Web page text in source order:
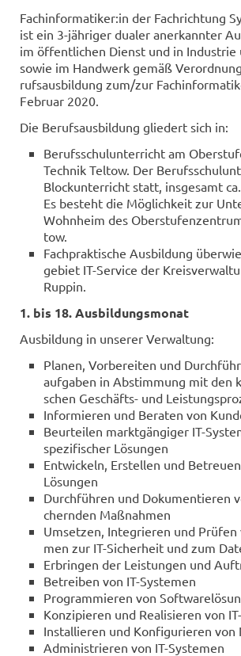
Fach­in­for­ma­ti­ker:in der Fach­rich­tung
ist ein 3-​jähriger dua­ler an­er­kann­ter
im öf­fent­li­chen Dienst und in In­dus­trie
sowie im Hand­werk gemäß
rufs­aus­bil­dung zum/zur
Fe­bru­ar 2020.
Die Be­rufs­aus­bil­dung glie­dert sich in:
Be­rufs­schul­un­ter­richt am
Tech­nik Tel­tow. Der
Block­un­ter­richt statt, ins­ge­samt
Es be­steht die Mög­lich­keit zur
Wohn­heim des
tow.
Fach­prak­ti­sche Aus­bil­dung
ge­biet IT-​Service der
Ruppin.
1. bis 18. Aus­bil­dungs­mo­nat
Aus­bil­dung in un­se­rer Ver­wal­tung:
Pla­nen, Vor­be­rei­ten und
auf­ga­ben in Ab­stim­mung mit den
schen Geschäfts-​ und
In­for­mie­ren und Be­ra­ten von
Be­ur­tei­len markt­gän­gi­ger IT-​
spe­zi­fi­scher Lö­sun­gen
Ent­wi­ckeln, Er­stel­len und
Lösungen
Durch­füh­ren und Do­ku­men­tie­ren
chern­den Maß­nah­men
Um­set­zen, In­te­grie­ren und
men zur IT-​Sicherheit und zum
Er­brin­gen der Leis­tun­gen und
Be­trei­ben von IT-​Systemen
Pro­gram­mie­ren von
Kon­zi­pie­ren und Rea­li­sie­ren von
In­stal­lie­ren und Kon­fi­gu­rie­ren von
Ad­mi­nis­trie­ren von IT-​Systemen